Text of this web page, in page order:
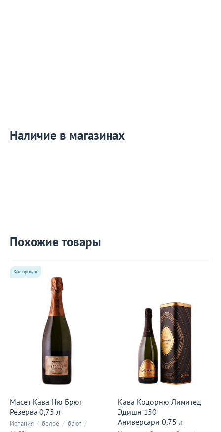
Наличие в магазинах
Похожие товары
Хит продаж
Масет Кава Ню Брют
Резерва 0,75 л
Испания / белое / брют /
Кава Кодорню Лимитед
Эдишн 150
Аниверсари 0,75 л